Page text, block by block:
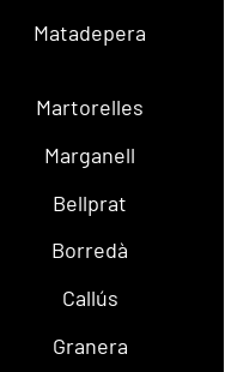
Matadepera
Martorelles
Marganell
Bellprat
Borredà
Callús
Granera